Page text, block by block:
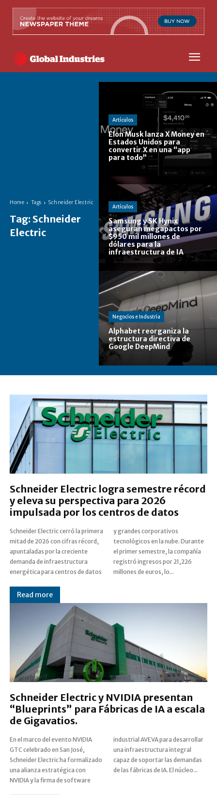
Home Tags Schneider Electric
Tag: Schneider
Electric
Artículos
Elon Musk lanza X Money en
Estados Unidos para
convertir X en una “app
para todo”
Artículos
Samsung y SK Hynix
aseguran megapactos por
$950 mil millones de
dólares para la
infraestructura de IA
Negocios e Industria
Alphabet reorganiza la
estructura directiva de
Google DeepMind
Schneider Electric logra semestre récord
y eleva su perspectiva para 2026
impulsada por los centros de datos
Schneider Electric cerró la primera
mitad de 2026 con cifras récord,
apuntaladas por la creciente
demanda de infraestructura
energética para centros de datos
y grandes corporativos
tecnológicos en la nube. Durante
el primer semestre, la compañía
registró ingresos por 21,226
millones de euros, lo...
Read more
Schneider Electric y NVIDIA presentan
“Blueprints” para Fábricas de IA a escala
de Gigavatios.
En el marco del evento NVIDIA
GTC celebrado en San José,
Schneider Electric ha formalizado
una alianza estratégica con
NVIDIA y la firma de software
industrial AVEVA para desarrollar
una infraestructura integral
capaz de soportar las demandas
de las fábricas de IA. El núcleo...